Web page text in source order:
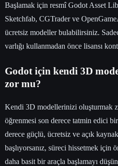
Başlamak için resmî Godot Asset
Sketchfab, CGTrader ve
ücretsiz modeller bulabilirsiniz.
varlığı kullanmadan önce lisansı
Godot için kendi 3D
zor mu?
Kendi 3D modellerinizi oluşturmak
öğrenmesi son derece tatmin edici
derece güçlü, ücretsiz ve açık
başlıyorsanız, süreci hissetmek için
daha basit bir araçla başlamayı